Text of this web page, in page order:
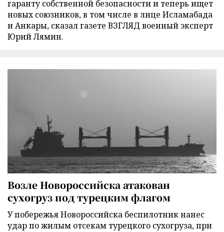
гаранту собственной безопасности и теперь ищет
новых союзников, в том числе в лице Исламабада
и Анкары, сказал газете ВЗГЛЯД военный эксперт
Юрий Лямин.
Возле Новороссийска атакован
сухогруз под турецким флагом
У побережья Новороссийска беспилотник нанес
удар по жилым отсекам турецкого сухогруза, при